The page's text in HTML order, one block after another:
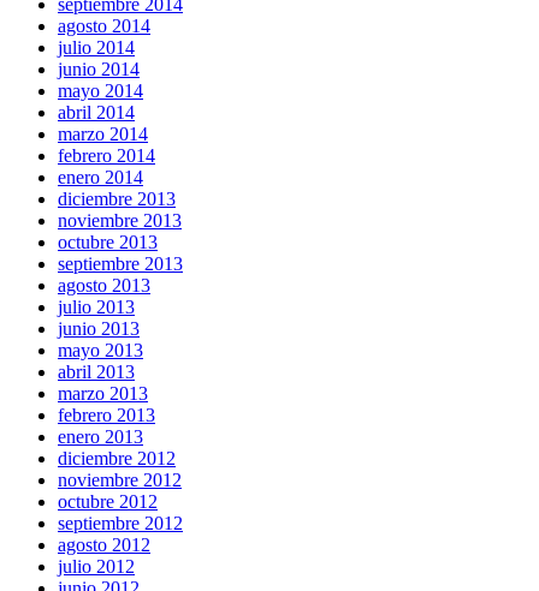
septiembre 2014
agosto 2014
julio 2014
junio 2014
mayo 2014
abril 2014
marzo 2014
febrero 2014
enero 2014
diciembre 2013
noviembre 2013
octubre 2013
septiembre 2013
agosto 2013
julio 2013
junio 2013
mayo 2013
abril 2013
marzo 2013
febrero 2013
enero 2013
diciembre 2012
noviembre 2012
octubre 2012
septiembre 2012
agosto 2012
julio 2012